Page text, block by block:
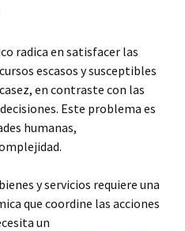
radica en satisfacer las
escasos y susceptibles
en contraste con las
Este problema es
humanas,
y servicios requiere una
que coordine las acciones
un